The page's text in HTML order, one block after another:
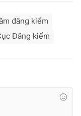
đăng kiểm
Đăng kiểm